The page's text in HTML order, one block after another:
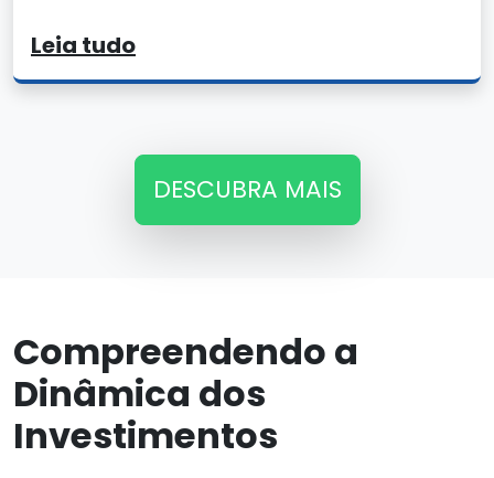
Leia tudo
DESCUBRA MAIS
Compreendendo a
Dinâmica dos
Investimentos